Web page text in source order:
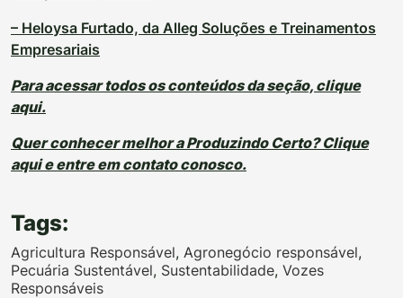
– Heloysa Furtado, da Alleg Soluções e Treinamentos
Empresariais
Para acessar todos os conteúdos da seção, clique
aqui.
Quer conhecer melhor a Produzindo Certo? Clique
aqui e entre em contato conosco.
Tags:
Agricultura Responsável, Agronegócio responsável,
Pecuária Sustentável, Sustentabilidade, Vozes
Responsáveis